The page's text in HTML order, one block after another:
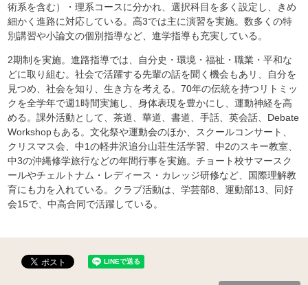
術系を含む）・理系コースに分かれ、選択科目を多く設定し、きめ
細かく進路に対応している。高3では主に演習を実施。数多くの特
別講習や小論文の個別指導など、進学指導も充実している。
2期制を実施。進路指導では、自分史・環境・福祉・職業・平和な
どに取り組む。社会で活躍する先輩の話を聞く機会もあリ、自分を
見つめ、社会を知り、生き方を考える。70年の伝統を持つリトミッ
クを全学年で週1時間実施し、身体表現を豊かにし、運動神経を高
める。課外活動として、茶道、華道、書道、手話、英会話、Debate
Workshopもある。文化祭や運動会のほか、スクールコンサート、
クリスマス会、中1の軽井沢追分山荘生活学習、中2のスキー教室、
中3の沖縄修学旅行などの年間行事を実施。チョート校サマースク
ールやチェルトナム・レディース・カレッジ研修など、国際理解教
育にも力を入れている。クラブ活動は、学芸部8、運動部13、同好
会15で、中高合同で活躍している。